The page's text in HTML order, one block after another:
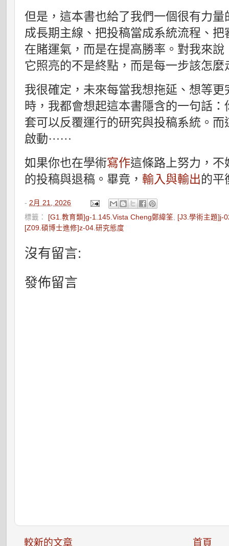
但是，這本書也給了我們一個很有力
成長期主線、把投稿當成系統流程、
在賭運氣，而是在提高勝率。對我來
它照亮的不是終點，而是每一步該怎
我很確定，未來每當我想拖延、想等
時，我都會想起這本書隱含的一句話
套可以反覆運行的研究與投稿系統。
啟動⋯⋯
如果你也在學術寫作這條路上努力，不
的投稿與退稿。畢竟， 輸入與輸出的平
- 2月 21, 2026
標籤： [G1.教育類]g-1.145.Vista Cheng鄭緯筌
[J3.學術主題]j-
[Z09.碩博士進修]z-04.研究態度
沒有留言:
發佈留言
較新的文章 首頁